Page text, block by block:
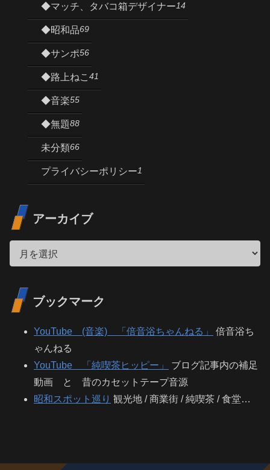
◆マッチ、タバコ箱デザイナー14
◆昭和品69
◆サンポ56
◆路上ねこ 41
◆音楽55
◆無題88
未分類66
プライバシーポリシー1
アーカイブ
ブックマーク
YouTube (音楽) 「倍音浴ちゃんねる」
倍音浴ち
ゃんねる
YouTube 「純喫茶ヒッピー」
ブログ記事内の補足
動画 と 昔のカセットテープ音源
昭和スポット巡り 観光地 / 商業街 / 純喫茶 / 食堂…